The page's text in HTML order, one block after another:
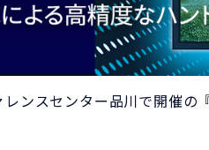
ンスセンター品川で開催の